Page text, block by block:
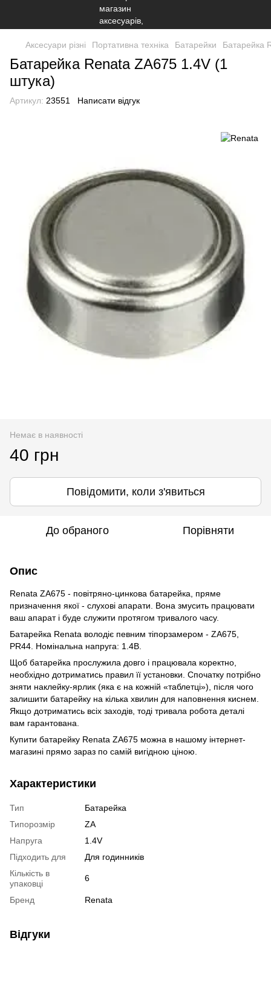
Аксесуари різні Портативна техніка Батарейки Батарейка
Батарейка Renata ZA675 1.4V (1
штука)
Артикул: 23551 Написати відгук
Немає в наявності
40 грн
Повідомити, коли з'явиться
До обраного Порівняти
Опис
Renata ZA675 - повітряно-цинкова батарейка, пряме
призначення якої - слухові апарати. Вона змусить працювати
ваш апарат і буде служити протягом тривалого часу.
Батарейка Renata володіє певним тіпорзамером - ZA675,
PR44. Номінальна напруга: 1.4В.
Щоб батарейка прослужила довго і працювала коректно,
необхідно дотриматись правил її установки. Спочатку потрібно
зняти наклейку-ярлик (яка є на кожній «таблетці»), після чого
залишити батарейку на кілька хвилин для наповнення киснем.
Якщо дотриматись всіх заходів, тоді тривала робота деталі
вам гарантована.
Купити батарейку Renata ZA675 можна в нашому інтернет-
магазині прямо зараз по самій вигідною ціною.
Характеристики
Тип
Батарейка
Типорозмір
ZA
Напруга
1.4V
Підходить для
Для годинників
Кількість в
упаковці
6
Бренд Renata
Відгуки